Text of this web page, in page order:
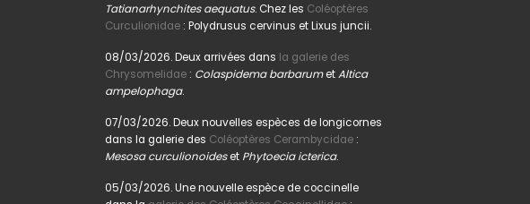
Tatianarhynchites aequatus. Chez les Coléoptères
Curculionidae : Polydrusus cervinus et Lixus juncii.
08/03/2026. Deux arrivées dans la galerie des
Chrysomelidae : Colaspidema barbarumetAltica
ampelophaga.
07/03/2026. Deux nouvelles espèces de longicornes
dans la galerie des Coléoptères Cerambycidae :
Mesosa curculionoideset Phytoecia icterica.
05/03/2026. Une nouvelle espèce de coccinelle